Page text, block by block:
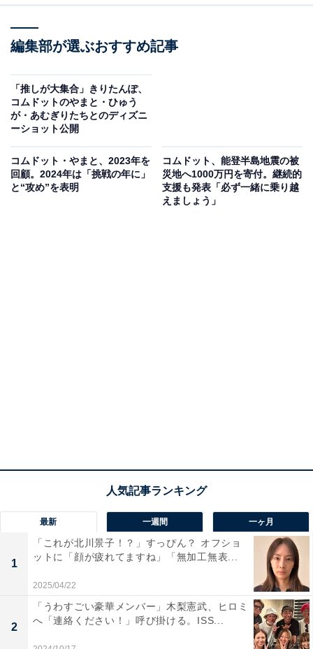
編集部が選ぶおすすめ記事
「推しが大集合」きりたんぽ、
コムドットのやまと・ひゅう
が・あむぎりたちとのディズニ
ーショット公開
コムドット・やまと、2023年を
回顧。2024年は「挑戦の年に」
と“攻め”を表明
コムドット、能登半島地震の被
災地へ1000万円を寄付。継続的
支援も発表「必ず一緒に乗り越
えましょう」
最新 一週間 一ヶ月
1
「これが北川景子！？」すっぴん？ オフショ
ットに「顔が疲れてますね」「無加工無表...
2025/04/22
2
「うわすごい豪華メンバー」木梨憲武、ヒロミ
へ「連絡ください！」呼び掛ける。ISS...